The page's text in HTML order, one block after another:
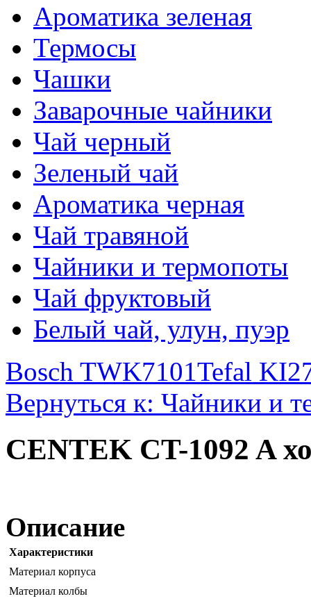
Ароматика зеленая
Термосы
Чашки
Заварочные чайники
Чай черный
Зеленый чай
Ароматика черная
Чай травяной
Чайники и термопоты
Чай фруктовый
Белый чай, улун, пуэр
Bosch TWK7101Tefal
Вернуться к: Чайники и
CENTEK CT-1092 A
Описание
Характеристики
Материал корпуса
Материал колбы